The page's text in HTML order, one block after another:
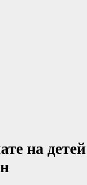
на